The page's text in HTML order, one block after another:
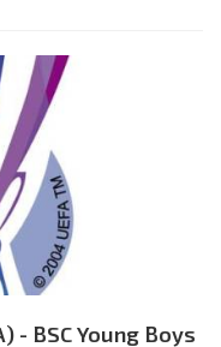
Шейн
71), Стивен
- BSC Young Boys